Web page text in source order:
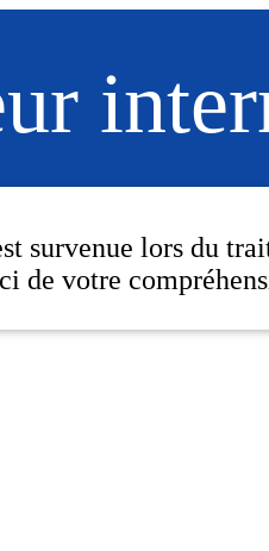
survenue lors du
de votre